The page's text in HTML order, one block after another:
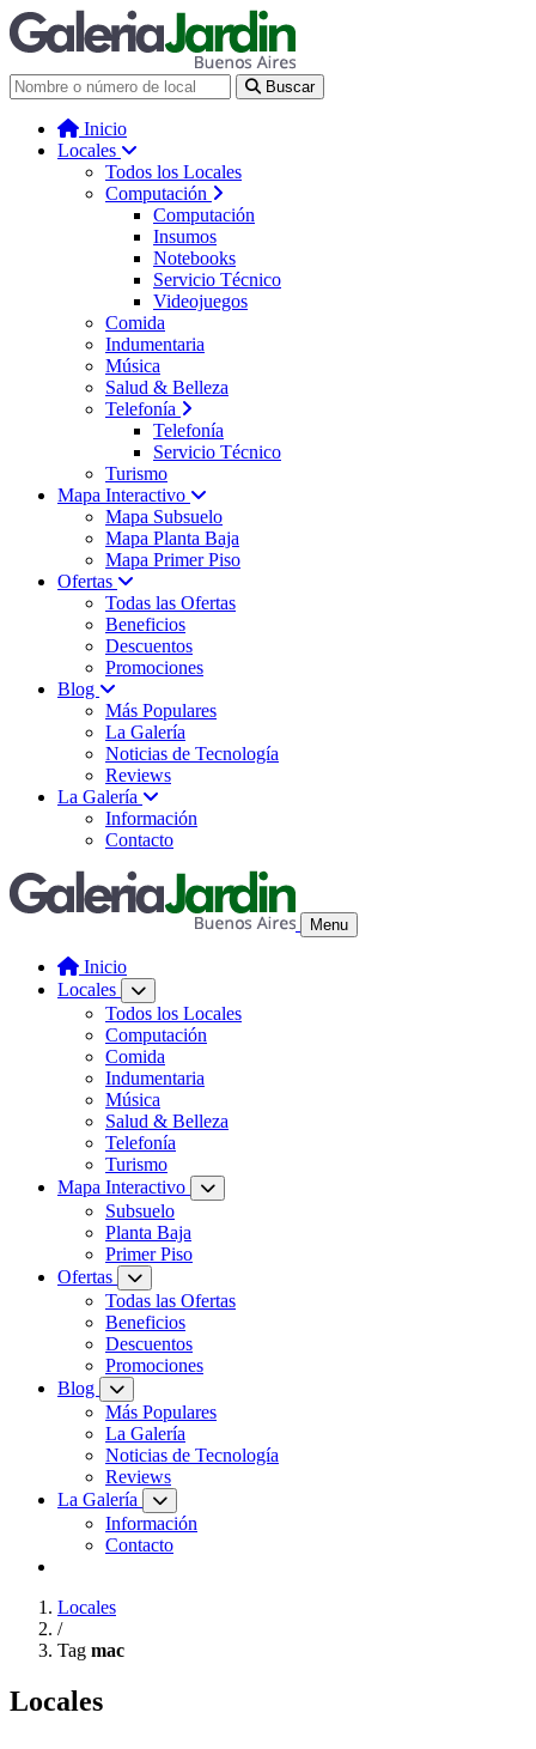
Galería Jardín - Centro de
Buscar
Inicio
Locales
Todos los Locales
Computación
Computación
Insumos
Notebooks
Servicio Técnico
Videojuegos
Comida
Indumentaria
Música
Salud & Belleza
Telefonía
Telefonía
Servicio Técnico
Turismo
Mapa Interactivo
Mapa Subsuelo
Mapa Planta Baja
Mapa Primer Piso
Ofertas
Todas las Ofertas
Beneficios
Descuentos
Promociones
Blog
Más Populares
La Galería
Noticias de Tecnología
Reviews
La Galería
Información
Contacto
Menu
Inicio
Locales
Todos los Locales
Computación
Comida
Indumentaria
Música
Salud & Belleza
Telefonía
Turismo
Mapa Interactivo
Subsuelo
Planta Baja
Primer Piso
Ofertas
Todas las Ofertas
Beneficios
Descuentos
Promociones
Blog
Más Populares
La Galería
Noticias de Tecnología
Reviews
La Galería
Información
Contacto
Locales
/
Tag mac
Locales